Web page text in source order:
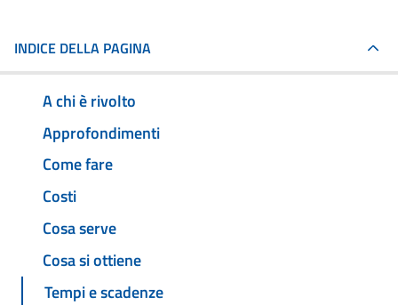
INDICE DELLA PAGINA
A chi è rivolto
Approfondimenti
Come fare
Costi
Cosa serve
Cosa si ottiene
Tempi e scadenze